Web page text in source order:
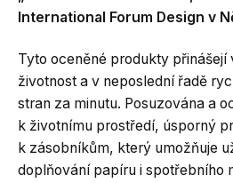
International Forum Design v
Tyto oceněné produkty
životnost a v neposlední řadě
stran za minutu. Posuzována a
k životnímu prostředí, úsporný
k zásobníkům, který umožňuje
doplňování papíru i spotřebního